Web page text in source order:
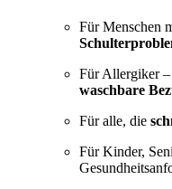
Für Menschen
Für Allergiker –
waschbare
Für alle, die
Für Kinder,